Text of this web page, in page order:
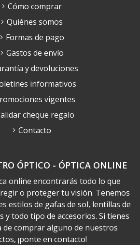
ÓPTICO - ÓPTICA ONLINE
online encontrarás todo lo que
o proteger tu visión. Tenemos
estilos de gafas de sol, lentillas de
y todo tipo de accesorios. Si tienes
de comprar alguno de nuestros
¡ponte en contacto!
Cómo comprar
Quiénes somos
Formas de pago
Gastos de envío
y devoluciones
informativos
vigentes
cheque regalo
Contacto